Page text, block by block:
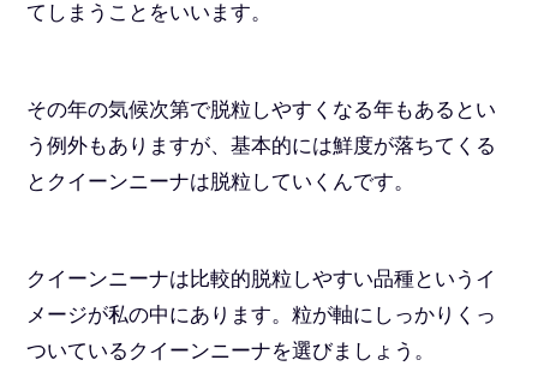
てしまうことをいいます。
その年の気候次第で脱粒しやすくなる年もあるとい
う例外もありますが、基本的には鮮度が落ちてくる
とクイーンニーナは脱粒していくんです。
クイーンニーナは比較的脱粒しやすい品種というイ
メージが私の中にあります。粒が軸にしっかりくっ
ついているクイーンニーナを選びましょう。